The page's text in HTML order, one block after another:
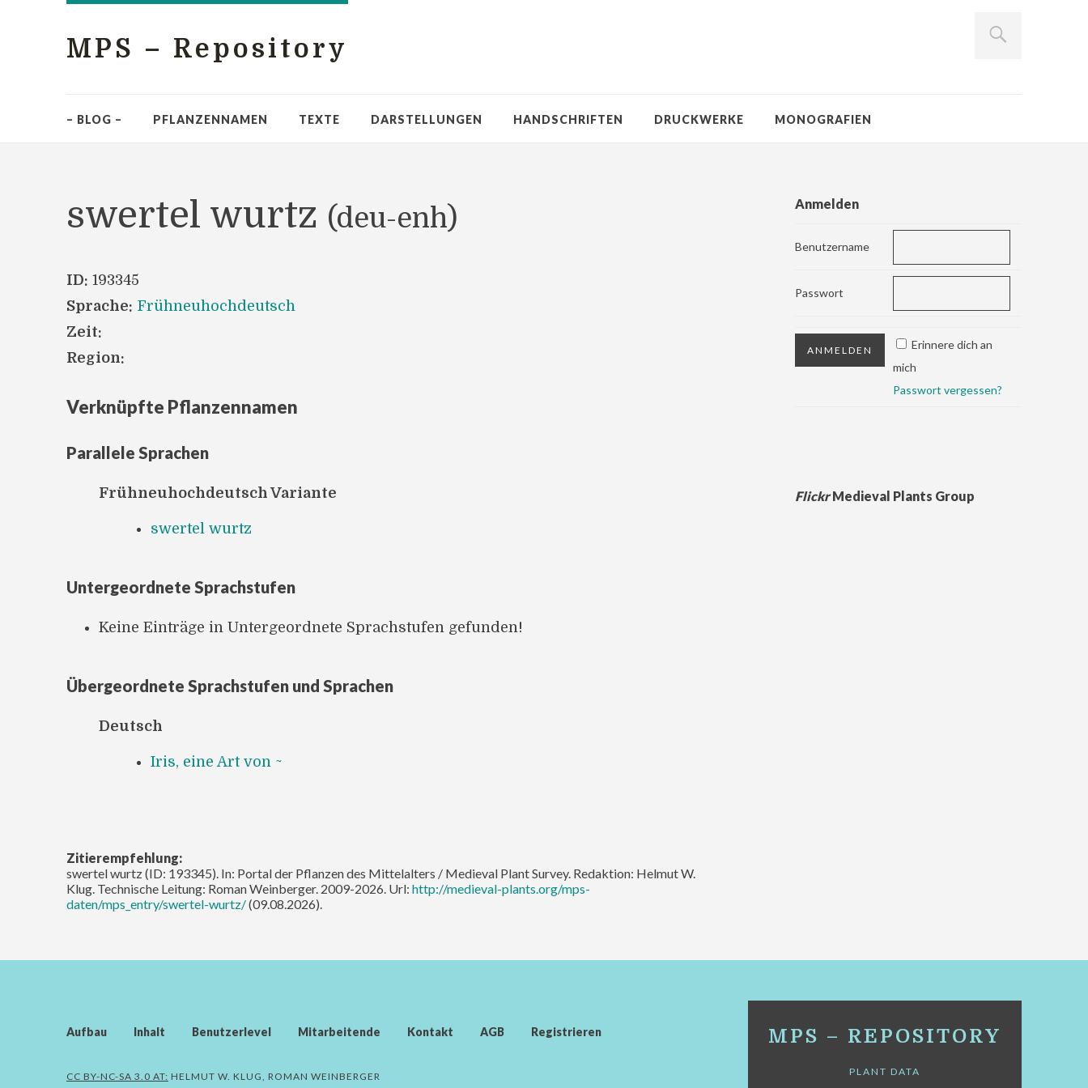
MPS – Repository
– BLOG – PFLANZENNAMEN TEXTE DARSTELLUNGEN HANDSCHRIFTEN DRUCKWERKE MONOGRAFIEN
swertel wurtz (deu-enh)
ID: 193345
Sprache: Frühneuhochdeutsch
Zeit:
Region:
Verknüpfte Pflanzennamen
Parallele Sprachen
Frühneuhochdeutsch Variante
swertel wurtz
Untergeordnete Sprachstufen
Keine Einträge in Untergeordnete Sprachstufen gefunden!
Übergeordnete Sprachstufen und Sprachen
Deutsch
Iris, eine Art von ~
Zitierempfehlung:
swertel wurtz (ID: 193345). In: Portal der Pflanzen des Mittelalters / Medieval Plant Survey. Redaktion: Helmut W.
Klug. Technische Leitung: Roman Weinberger. 2009-2026. Url: http://medieval-plants.org/mps-
daten/mps_entry/swertel-wurtz/(09.08.2026).
Anmelden
Benutzername
Passwort
Erinnere dich an
mich
Passwort vergessen?
FlickrMedieval Plants Group
Aufbau Inhalt Benutzerlevel Mitarbeitende Kontakt AGB Registrieren
CC BY-NC-SA 3.0 AT: HELMUT W. KLUG, ROMAN WEINBERGER
MPS – REPOSITORY
PLANT DATA